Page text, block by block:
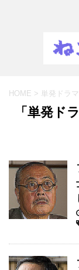
HOME > 単発ドラマ
「単発ド